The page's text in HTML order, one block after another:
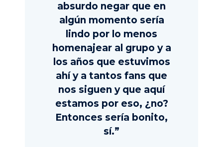
absurdo negar que en
algún momento sería
lindo por lo menos
homenajear al grupo y a
los años que estuvimos
ahí y a tantos fans que
nos siguen y que aquí
estamos por eso, ¿no?
Entonces sería bonito,
sí.”